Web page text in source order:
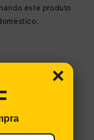
este produto
×